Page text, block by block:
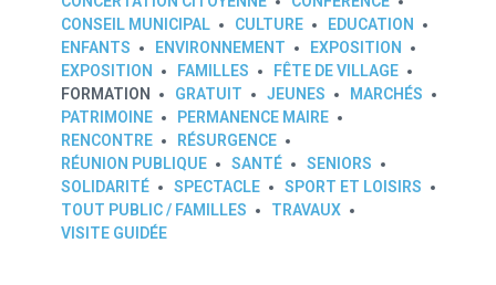
CONSEIL MUNICIPAL
CULTURE
EDUCATION
ENFANTS
ENVIRONNEMENT
EXPOSITION
EXPOSITION
FAMILLES
FÊTE DE VILLAGE
FORMATION
GRATUIT JEUNES
MARCHÉS
PATRIMOINE
PERMANENCE MAIRE
RENCONTRE
RÉSURGENCE
RÉUNION PUBLIQUE
SANTÉ
SENIORS
SOLIDARITÉ
SPECTACLE
SPORT ET LOISIRS
TOUT PUBLIC / FAMILLES
TRAVAUX
VISITE GUIDÉE